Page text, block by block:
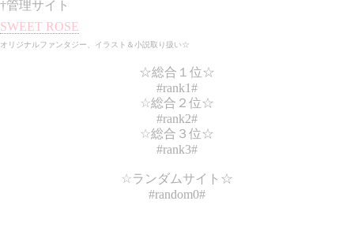
†管理サイト
SWEET ROSE
オリジナルファンタジー、イラスト＆小説取り扱い☆
☆総合１位☆
#rank1#
☆総合２位☆
#rank2#
☆総合３位☆
#rank3#
☆ランダムサイト☆
#random0#